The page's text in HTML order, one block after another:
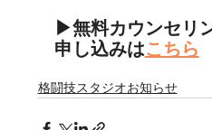
▶︎無料カウンセリ
申し込みはこちら
格闘技スタジオお知らせ